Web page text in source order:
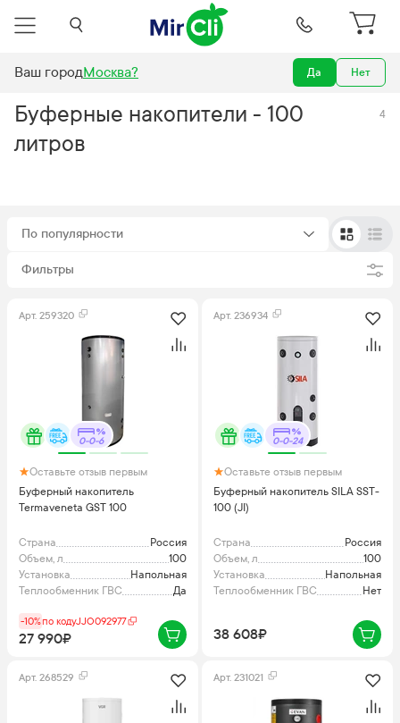
Ваш городМосква? Да Нет
ОтоплениеБуферные накопители Буферный накопитель
Буферные накопители - 100
литров
4
По популярности
Фильтры
Арт. 259320
0-0-6
Оставьте отзыв первым
Буферный накопитель
Termaveneta GST 100
Страна
Россия
Объем, л
100
Установка
Напольная
Теплообменник ГВС
Да
-10%по кодуJJO092977
27 990₽
Арт. 236934
0-0-24
Оставьте отзыв первым
Буферный накопитель SILA SST-
100 (JI)
Страна
Россия
Объем, л
100
Установка
Напольная
Теплообменник ГВС
Нет
38 608₽
Арт. 268529 Арт. 231021